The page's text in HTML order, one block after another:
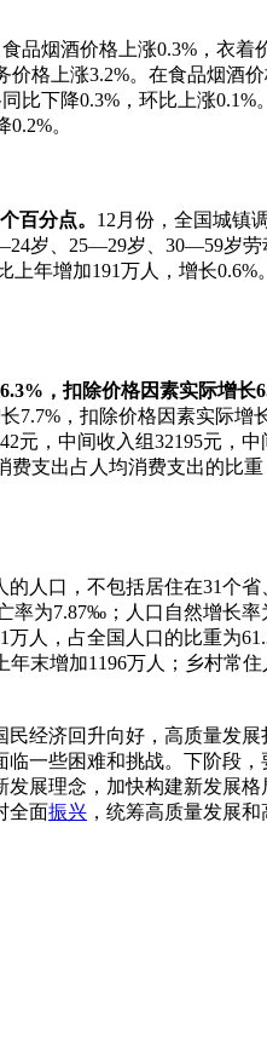
烟酒价格上涨0.3%，衣着
格上涨3.2%。在食品烟酒
比下降0.3%，环比上涨
。
百分点。 12月份，全国城镇
岁、25—29岁、30—59岁
年增加191万人，增长
，扣除价格因素实际增长
7.7%，扣除价格因素实际
元，中间收入组32195元，
支出占人均消费支出的比
口，不包括居住在31个省
为7.87‰；人口自然增长
人，占全国人口的比重为
末增加1196万人；乡村常
济回升向好，高质量发展
一些困难和挑战。下阶段
展理念，加快构建新发展
全面振兴 ，统筹高质量发展